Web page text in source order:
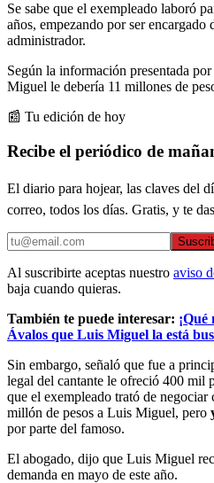
Se sabe que el exempleado laboró
años, empezando por ser encargado
administrador.
Según la información presentada
Miguel le debería 11 millones de
📰 Tu edición de hoy
Recibe el periódico de
El diario para hojear, las claves del
correo, todos los días. Gratis, y te
Al suscribirte aceptas nuestro aviso
baja cuando quieras.
También te puede interesar:
Ávalos que Luis Miguel la está
Sin embargo, señaló que fue a
legal del cantante le ofreció 400 mil
que el exempleado trató de
millón de pesos a Luis Miguel, pero
por parte del famoso.
El abogado, dijo que Luis Miguel
demanda en mayo de este año.